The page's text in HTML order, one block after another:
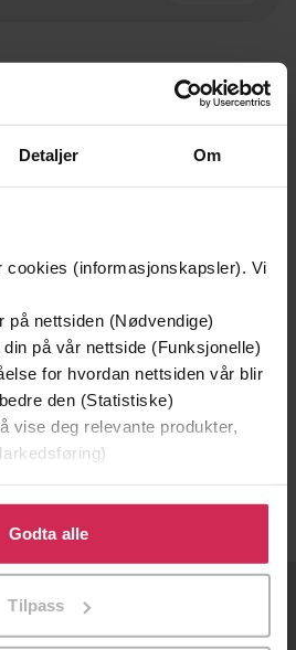
Detaljer Om
cookies (informasjonskapsler). Vi
på nettsiden (Nødvendige)
på vår nettside (Funksjonelle)
for hvordan nettsiden vår blir
den (Statistiske)
vise deg relevante produkter,
å gi oss ditt samtykke til å
formålene. Du kan også
spesifikke formål ved å klikke
Godta alle
Tilpass
Sosialpsykologi for team og organisasjoner